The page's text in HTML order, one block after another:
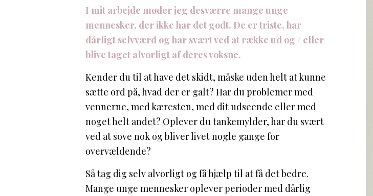
I mit arbejde møder jeg desværre mange unge
mennesker, der ikke har det godt. De er triste, har
dårligt selvværd og har svært ved at række ud og / eller
blive taget alvorligt af deres voksne.
Kender du til at have det skidt, måske uden helt at kunne
sætte ord på, hvad der er galt? Har du problemer med
vennerne, med kæresten, med dit udseende eller med
noget helt andet? Oplever du tankemylder, har du svært
ved at sove nok og bliver livet nogle gange for
overvældende?
Så tag dig selv alvorligt og få hjælp til at få det bedre.
Mange unge mennesker oplever perioder med dårlig